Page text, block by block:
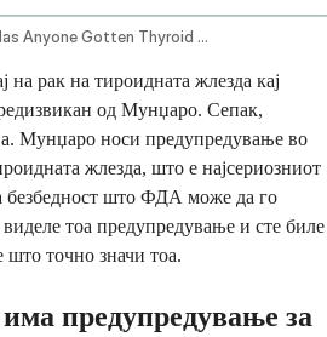
Has Anyone Gotten Thyroid Cancer From Mounjaro
на рак на тироидната жлезда кај
од Мунџаро. Сепак,
Мунџаро носи предупредување во
жлезда, што е најсериозниот
безбедност што ФДА може да го
тоа предупредување и сте биле
што точно значи тоа.
предупредување за